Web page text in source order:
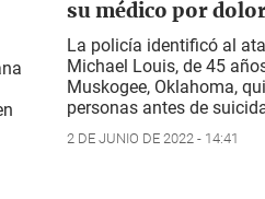
su médico por
La policía identificó al
Michael Louis, de 45
Muskogee, Oklahoma,
personas antes de
2 DE JUNIO DE 2022 - 14:41